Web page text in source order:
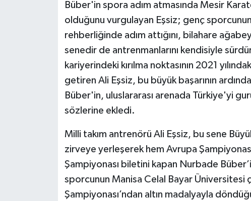
Büber'in spora adım atmasında Mesir
olduğunu vurgulayan Eşsiz; genç
rehberliğinde adım attığını, bilahare
senedir de antrenmanlarını kendisiyle
kariyerindeki kırılma noktasının 2021
getiren Ali Eşsiz, bu büyük başarının
Büber'in, uluslararası arenada Türkiye'yi
sözlerine ekledi.
Milli takım antrenörü Ali Eşsiz, bu sene
zirveye yerleşerek hem Avrupa
Şampiyonası biletini kapan Nurbade
sporcunun Manisa Celal Bayar Üniversitesi
Şampiyonası’ndan altın madalyayla